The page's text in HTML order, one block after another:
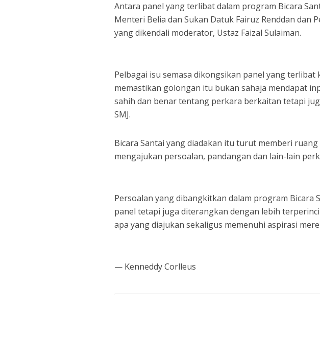
Antara panel yang terlibat dalam program Bicara
Menteri Belia dan Sukan Datuk Fairuz Renddan dan
yang dikendali moderator, Ustaz Faizal Sulaiman.
Pelbagai isu semasa dikongsikan panel yang terlibat
memastikan golongan itu bukan sahaja mendapat
sahih dan benar tentang perkara berkaitan tetapi
SMJ.
Bicara Santai yang diadakan itu turut memberi
mengajukan persoalan, pandangan dan lain-lain
Persoalan yang dibangkitkan dalam program Bicara
panel tetapi juga diterangkan dengan lebih
apa yang diajukan sekaligus memenuhi aspirasi
— Kenneddy Corlleus